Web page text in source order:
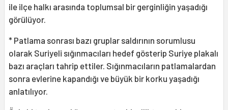
ile ilçe halkı arasında toplumsal bir gerginliğin yaşadığı
görülüyor.
* Patlama sonrası bazı gruplar saldırının sorumlusu
olarak Suriyeli sığınmacıları hedef gösterip Suriye plakalı
bazı araçları tahrip ettiler. Sığınmacıların patlamalardan
sonra evlerine kapandığı ve büyük bir korku yaşadığı
anlatılıyor.